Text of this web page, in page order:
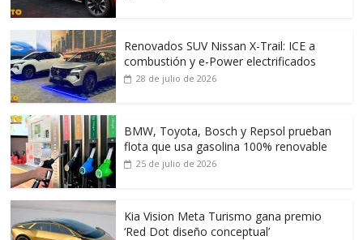
Renovados SUV Nissan X-Trail: ICE a
combustión y e-Power electrificados
28 de julio de 2026
BMW, Toyota, Bosch y Repsol prueban
flota que usa gasolina 100% renovable
25 de julio de 2026
Kia Vision Meta Turismo gana premio
‘Red Dot diseño conceptual’